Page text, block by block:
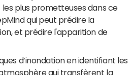
les plus prometteuses dans ce
qui peut prédire la
et prédire l'apparition de
d’inondation en identifiant les
qui transfèrent la